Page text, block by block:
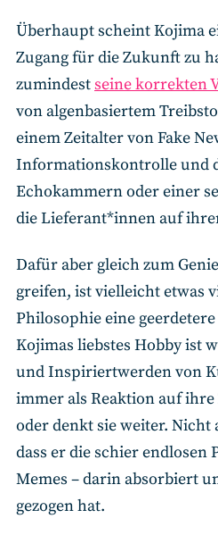
Überhaupt scheint Kojima
Zugang für die Zukunft zu
zumindestseine korrekten
von algenbasiertem
einem Zeitalter von Fake
Informationskontrolle und
Echokammern oder einer
die Lieferant*innen auf
Dafür aber gleich zum
greifen, ist vielleicht etwas
Philosophie eine
Kojimas liebstes Hobby ist
und Inspiriertwerden von
immer als Reaktion auf
oder denkt sie weiter. Nicht
dass er die schier endlosen
Memes – darin absorbiert
gezogen hat.